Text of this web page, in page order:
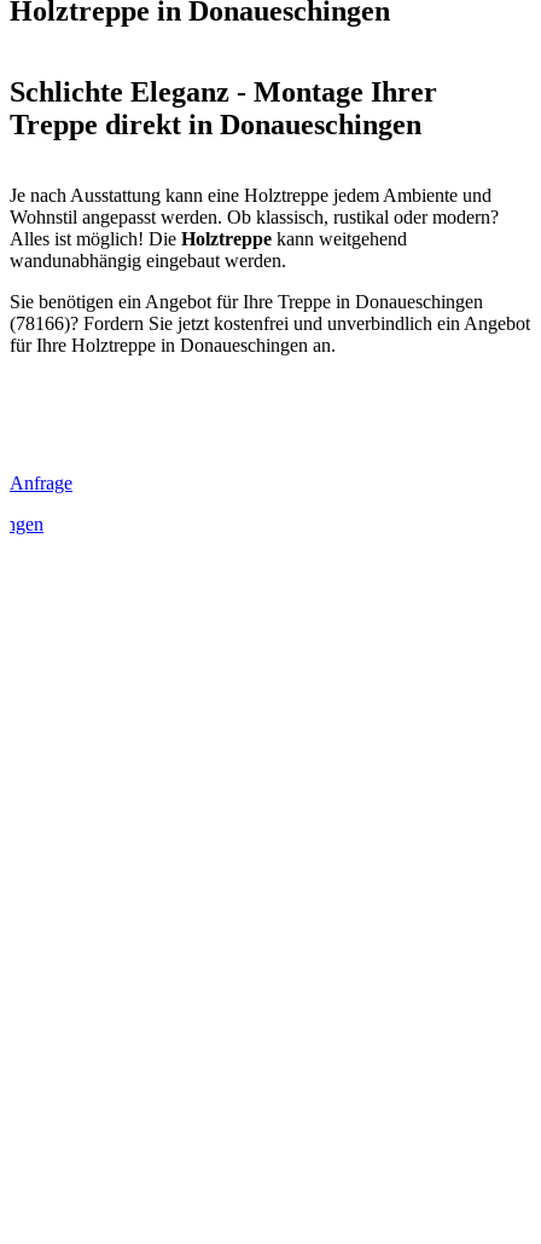
Holztreppe in Donaueschingen
Schlichte Eleganz - Montage Ihrer
Treppe direkt in Donaueschingen
Je nach Ausstattung kann eine Holztreppe jedem Ambiente und
Wohnstil angepasst werden. Ob klassisch, rustikal oder modern?
Alles ist möglich! Die Holztreppe kann weitgehend
wandunabhängig eingebaut werden.
Sie benötigen ein Angebot für Ihre Treppe in Donaueschingen
(78166)? Fordern Sie jetzt kostenfrei und unverbindlich ein Angebot
für Ihre Holztreppe in Donaueschingen an.
Anfrage